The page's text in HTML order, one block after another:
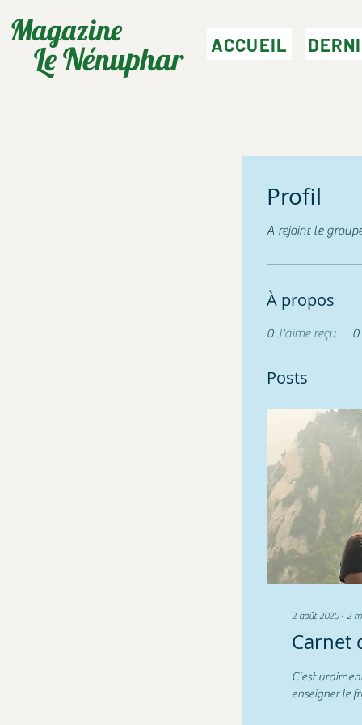
Magazine
Le Nénuphar ACCUEIL
Profil
A rejoint le
À propos
0J'aime reçu 0
Posts
2 août 2020∙ 2
Carnet
C’est
enseigner le